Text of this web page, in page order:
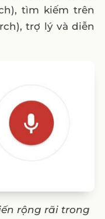
tìm kiếm trên
trợ lý và diễn
rộng rãi trong